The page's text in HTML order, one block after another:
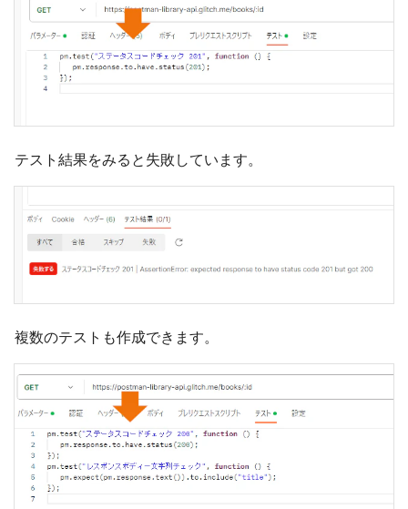
テスト結果をみると失敗しています。
複数のテストも作成できます。